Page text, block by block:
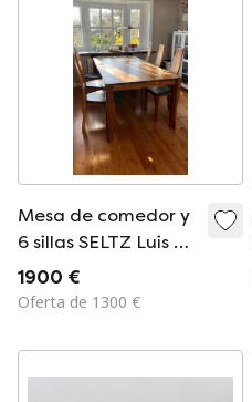
Mesa de comedor y
6 sillas SELTZ Luis de
nogal y lámpara de
mesa de comedor
1900 €
Oferta de 1300 €